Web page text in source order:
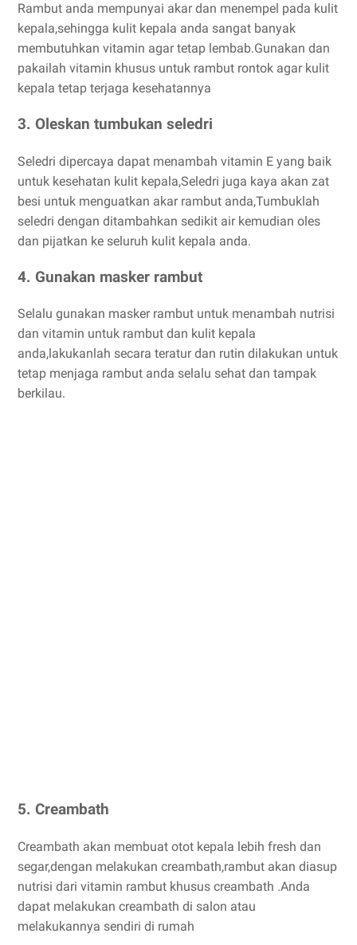
Rambut anda mempunyai akar dan menempel pada kulit
kepala,sehingga kulit kepala anda sangat banyak
membutuhkan vitamin agar tetap lembab.Gunakan dan
pakailah vitamin khusus untuk rambut rontok agar kulit
kepala tetap terjaga kesehatannya
3. Oleskan tumbukan seledri
Seledri dipercaya dapat menambah vitamin E yang baik
untuk kesehatan kulit kepala,Seledri juga kaya akan zat
besi untuk menguatkan akar rambut anda,Tumbuklah
seledri dengan ditambahkan sedikit air kemudian oles
dan pijatkan ke seluruh kulit kepala anda.
4. Gunakan masker rambut
Selalu gunakan masker rambut untuk menambah nutrisi
dan vitamin untuk rambut dan kulit kepala
anda,lakukanlah secara teratur dan rutin dilakukan untuk
tetap menjaga rambut anda selalu sehat dan tampak
berkilau.
5. Creambath
Creambath akan membuat otot kepala lebih fresh dan
segar,dengan melakukan creambath,rambut akan diasup
nutrisi dari vitamin rambut khusus creambath .Anda
dapat melakukan creambath di salon atau
melakukannya sendiri di rumah